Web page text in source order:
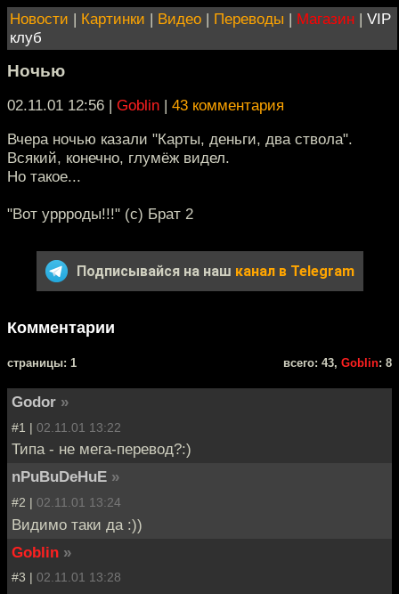
Новости | Картинки | Видео | Переводы | Магазин | VIP
клуб
Ночью
02.11.01 12:56 | Goblin | 43 комментария
Вчера ночью казали "Карты, деньги, два ствола".
Всякий, конечно, глумёж видел.
Но такое...
"Вот уррроды!!!" (с) Брат 2
Подписывайся на наш канал в Telegram
Комментарии
cтраницы: 1 всего: 43, Goblin: 8
Godor »
#1 | 02.11.01 13:22
Типа - не мега-перевод?:)
nPuBuDeHuE »
#2 | 02.11.01 13:24
Видимо таки да :))
Goblin »
#3 | 02.11.01 13:28